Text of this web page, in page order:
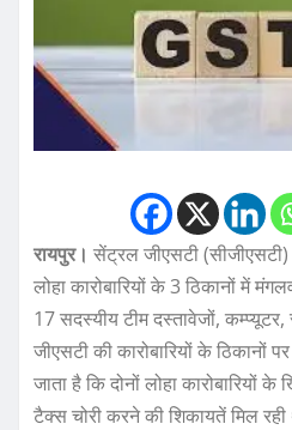
रायपुर। सेंट्रल जीएसटी
लोहा कारोबारियों के 3 ठिकानों में
17 सदस्यीय टीम दस्तावेजों,
जीएसटी की कारोबारियों के ठिकानों
जाता है कि दोनों लोहा
टैक्स चोरी करने की शिकायतें मिल